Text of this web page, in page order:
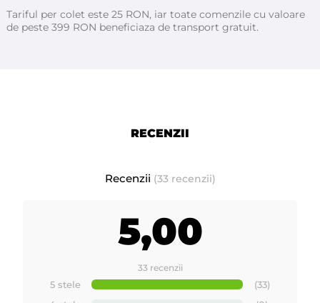
cu mana)
liposolubilă ATHINA
°C.
2. Curatati zona pentru epilare cu lotiunea inainte de epilat cu
3. Pregatiti-va benzile pentru epilat si aveti grije ca rezerva de
ceara sa fie incalzita.
Tariful per colet este 25 RON, iar toate comenzile cu valoare
de peste 399 RON beneficiaza de transport gratuit.
RECENZII
Recenzii (33 recenzii)
5,00
33 recenzii
5 stele
(33)